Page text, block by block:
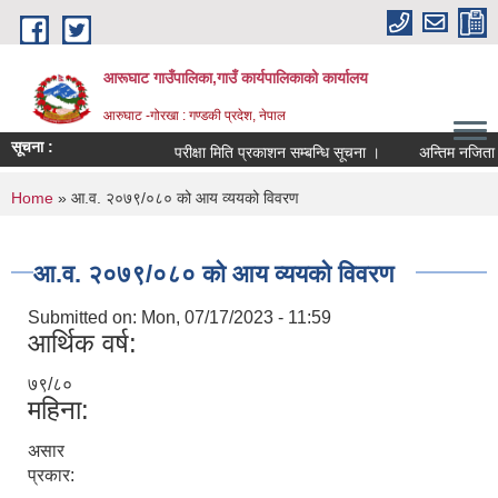
Skip to main content
आरूघाट गाउँपालिका,गाउँ कार्यपालिकाको कार्यालय
आरुघाट -गोरखा : गण्डकी प्रदेश, नेपाल
सूचना : परीक्षा मिति प्रकाशन सम्बन्धि सूचना । अन्तिम नजिता
You are here
Home » आ.व. २०७९/०८० को आय व्ययको विवरण
आ.व. २०७९/०८० को आय व्ययको विवरण
Submitted on: Mon, 07/17/2023 - 11:59
आर्थिक वर्ष:
७९/८०
महिना:
असार
प्रकार: